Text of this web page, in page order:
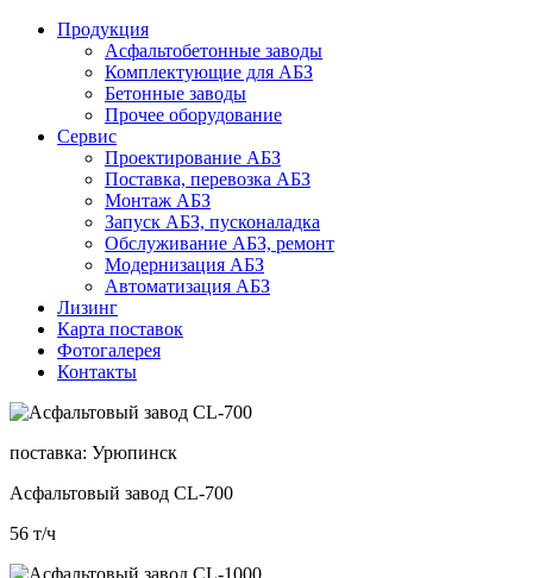
Продукция
Асфальтобетонные заводы
Комплектующие для АБЗ
Бетонные заводы
Прочее оборудование
Сервис
Проектирование АБЗ
Поставка, перевозка АБЗ
Монтаж АБЗ
Запуск АБЗ, пусконаладка
Обслуживание АБЗ, ремонт
Модернизация АБЗ
Автоматизация АБЗ
Лизинг
Карта поставок
Фотогалерея
Контакты
поставка: Урюпинск
Асфальтовый завод CL-700
56 т/ч